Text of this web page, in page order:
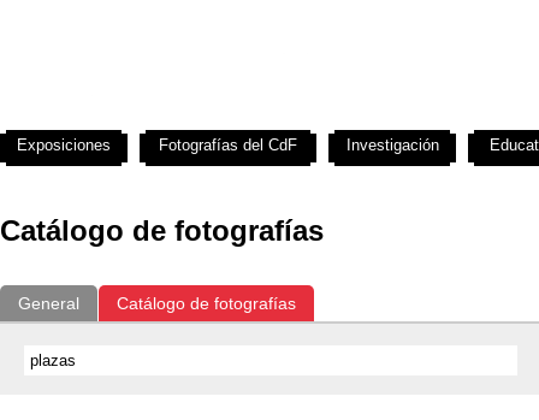
Catálogo de fotografías
General Catálogo de fotografías
Exposiciones Fotografías del CdF Investigación